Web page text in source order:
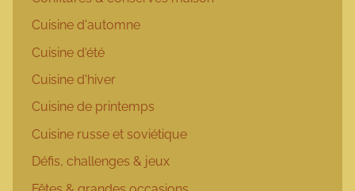
Cuisine d'automne
Cuisine d'été
Cuisine d'hiver
Cuisine de printemps
Cuisine russe et soviétique
Défis, challenges & jeux